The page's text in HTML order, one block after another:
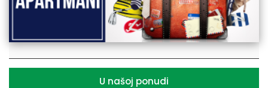
U našoj ponudi